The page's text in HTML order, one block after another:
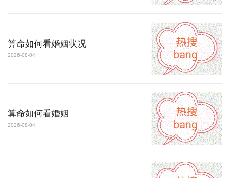
算命如何看婚姻状况
2026-08-04
算命如何看婚姻
2026-08-04